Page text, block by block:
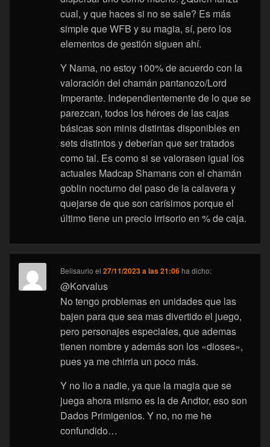
cual, y que haces si no se sale? Es más
simple que WFB y su magia, sí, pero los
elementos de gestión siguen ahí.
Y Nama, no estoy 100% de acuerdo con la
valoración del chamán pantanozo/Lord
Imperante. Independientemente de lo que se
parezcan, todos los héroes de las cajas
básicas son minis distintas disponibles en
sets distintos y deberían que ser tratados
como tal. Es como si se valorasen igual los
actuales Madcap Shamans con el chamán
goblin nocturno del paso de la calavera y
quejarse de que son carísimos porque el
último tiene un precio irrisorio en % de caja.
Belisaurio el27/11/2023 a las 21:06 ha dicho:
@Korvalus
No tengo problemas en unidades que las
bajen para que sea mas divertido el juego,
pero personajes especiales, que ademas
tienen nombre y además son los «dioses»,
pues ya me chirria un poco más.
Y no lio a nadie, ya que la magia que se
juega ahora mismo es la de Andtor, eso son
Dados Primigenios. Y no, no me he
confundido…